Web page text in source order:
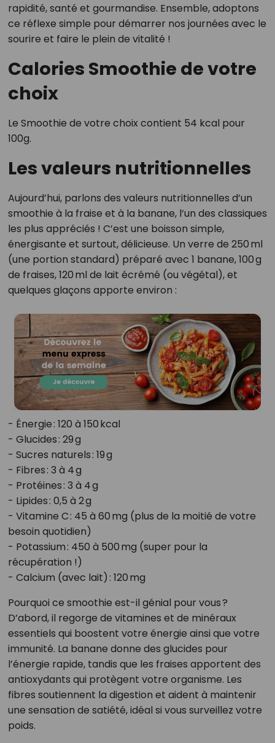
rapidité, santé et gourmandise. Ensemble, adoptons
ce réflexe simple pour démarrer nos journées avec le
sourire et faire le plein de vitalité !
Calories Smoothie de votre
choix
Le Smoothie de votre choix contient 54 kcal pour
100g.
Les valeurs nutritionnelles
Aujourd’hui, parlons des valeurs nutritionnelles d’un
smoothie à la fraise et à la banane, l’un des classiques
les plus appréciés ! C’est une boisson simple,
énergisante et surtout, délicieuse. Un verre de 250 ml
(une portion standard) préparé avec 1 banane, 100 g
de fraises, 120 ml de lait écrémé (ou végétal), et
quelques glaçons apporte environ :
- Énergie : 120 à 150 kcal
- Glucides : 29 g
- Sucres naturels : 19 g
- Fibres : 3 à 4 g
- Protéines : 3 à 4 g
- Lipides : 0,5 à 2 g
- Vitamine C : 45 à 60 mg (plus de la moitié de votre
besoin quotidien)
- Potassium : 450 à 500 mg (super pour la
récupération !)
- Calcium (avec lait) : 120 mg
Pourquoi ce smoothie est-il génial pour vous ?
D’abord, il regorge de vitamines et de minéraux
essentiels qui boostent votre énergie ainsi que votre
immunité. La banane donne des glucides pour
l’énergie rapide, tandis que les fraises apportent des
antioxydants qui protègent votre organisme. Les
fibres soutiennent la digestion et aident à maintenir
une sensation de satiété, idéal si vous surveillez votre
poids.